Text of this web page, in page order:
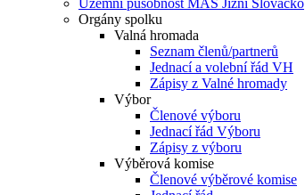
Územní působnost MAS Jižní Slovácko
Orgány spolku
Valná hromada
Seznam členů/partnerů
Jednací a volební řád VH
Zápisy z Valné hromady
Výbor
Členové výboru
Jednací řád Výboru
Zápisy z výboru
Výběrová komise
Členové výběrové komise